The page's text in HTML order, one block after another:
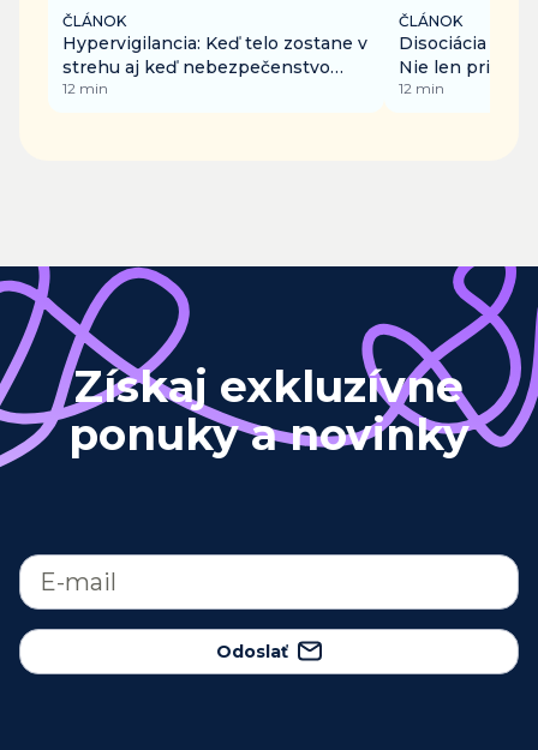
ČLÁNOK
Hypervigilancia: Keď telo zostane v
strehu aj keď nebezpečenstvo
pominulo
12 min
ČLÁNOK
Disociácia v
Nie len pri
nude či
12 min
Získaj exkluzívne
ponuky a novinky
Odoslať